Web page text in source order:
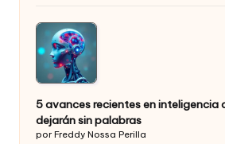
5 avances recientes en inteligencia
dejarán sin palabras
por Freddy Nossa Perilla